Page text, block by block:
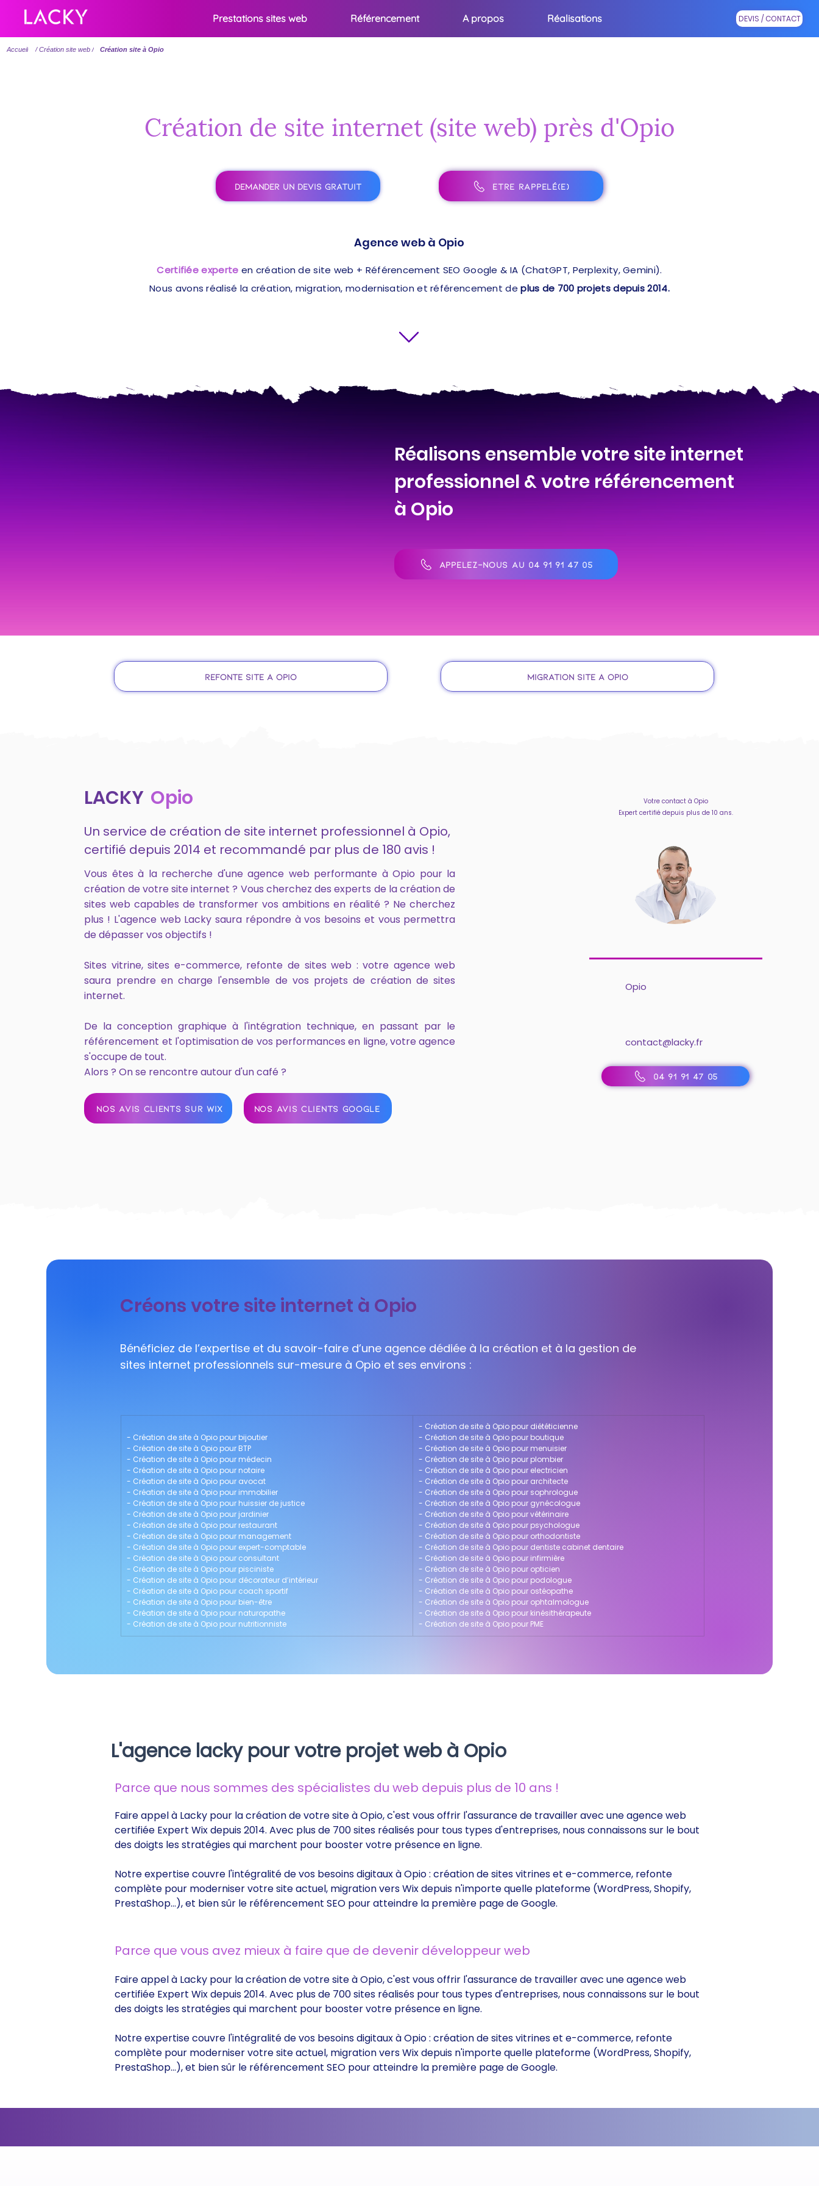
Prestations sites web Référencement A propos Réalisations DEVIS / CONTACT
Accueil / Création site web / Création site à Opio
Création de site internet (site web) près d'Opio
DEMANDER UN DEVIS GRATUIT ÊTRE RAPPELÉ(E)
Agence web à Opio
Certifiée experte en création de site web + Référencement SEO Google & IA (ChatGPT, Perplexity, Gemini).
Nous avons réalisé la création, migration, modernisation et référencement de plus de 700 projets depuis 2014.
Réalisons ensemble votre site internet
professionnel & votre référencement
à Opio
APPELEZ-NOUS AU 04 91 91 47 05
Refonte site à Opio Migration site à Opio
LACKY Opio
Un service de création de site internet professionnel à Opio,
certifié depuis 2014 et recommandé par plus de 180 avis !
Vous êtes à la recherche d'une agence web performante à Opio pour la
création de votre site internet ? Vous cherchez des experts de la création de
sites web capables de transformer vos ambitions en réalité ? Ne cherchez
plus ! L'agence web Lacky saura répondre à vos besoins et vous permettra
de dépasser vos objectifs !
Sites vitrine, sites e-commerce, refonte de sites web : votre agence web
saura prendre en charge l'ensemble de vos projets de création de sites
internet.
De la conception graphique à l'intégration technique, en passant par le
référencement et l'optimisation de vos performances en ligne, votre agence
s'occupe de tout.
Alors ? On se rencontre autour d'un café ?
NOS AVIS CLIENTS SUR WIX NOS AVIS CLIENTS GOOGLE
Votre contact à Opio
Expert certifié depuis plus de 10 ans.
Opio
contact@lacky.fr
04 91 91 47 05
Créons votre site internet à Opio
Bénéficiez de l’expertise et du savoir-faire d’une agence dédiée à la création et à la gestion de
sites internet professionnels sur-mesure à Opio et ses environs :
- Création de site à Opio pour bijoutier
- Création de site à Opio pour BTP
- Création de site à Opio pour médecin
- Création de site à Opio pour notaire
- Création de site à Opio pour avocat
- Création de site à Opio pour immobilier
- Création de site à Opio pour huissier de justice
- Création de site à Opio pour jardinier
- Création de site à Opio pour restaurant
- Création de site à Opio pour management
- Création de site à Opio pour expert-comptable
- Création de site à Opio pour consultant
- Création de site à Opio pour pisciniste
- Création de site à Opio pour décorateur d’intérieur
- Création de site à Opio pour coach sportif
- Création de site à Opio pour bien-être
- Création de site à Opio pour naturopathe
- Création de site à Opio pour nutritionniste
- Création de site à Opio pour diététicienne
- Création de site à Opio pour boutique
- Création de site à Opio pour menuisier
- Création de site à Opio pour plombier
- Création de site à Opio pour electricien
- Création de site à Opio pour architecte
- Création de site à Opio pour sophrologue
- Création de site à Opio pour gynécologue
- Création de site à Opio pour vétérinaire
- Création de site à Opio pour psychologue
- Création de site à Opio pour orthodontiste
- Création de site à Opio pour dentiste cabinet dentaire
- Création de site à Opio pour infirmière
- Création de site à Opio pour opticien
- Création de site à Opio pour podologue
- Création de site à Opio pour ostéopathe
- Création de site à Opio pour ophtalmologue
- Création de site à Opio pour kinésithérapeute
- Création de site à Opio pour PME
L'agence lacky pour votre projet web à Opio
Parce que nous sommes des spécialistes du web depuis plus de 10 ans !
Faire appel à Lacky pour la création de votre site à Opio, c'est vous offrir l'assurance de travailler avec une agence web
certifiée Expert Wix depuis 2014. Avec plus de 700 sites réalisés pour tous types d'entreprises, nous connaissons sur le bout
des doigts les stratégies qui marchent pour booster votre présence en ligne.
Notre expertise couvre l'intégralité de vos besoins digitaux à Opio : création de sites vitrines et e-commerce, refonte
complète pour moderniser votre site actuel, migration vers Wix depuis n'importe quelle plateforme (WordPress, Shopify,
PrestaShop...), et bien sûr le référencement SEO pour atteindre la première page de Google.
Parce que vous avez mieux à faire que de devenir développeur web
Faire appel à Lacky pour la création de votre site à Opio, c'est vous offrir l'assurance de travailler avec une agence web
certifiée Expert Wix depuis 2014. Avec plus de 700 sites réalisés pour tous types d'entreprises, nous connaissons sur le bout
des doigts les stratégies qui marchent pour booster votre présence en ligne.
Notre expertise couvre l'intégralité de vos besoins digitaux à Opio : création de sites vitrines et e-commerce, refonte
complète pour moderniser votre site actuel, migration vers Wix depuis n'importe quelle plateforme (WordPress, Shopify,
PrestaShop...), et bien sûr le référencement SEO pour atteindre la première page de Google.